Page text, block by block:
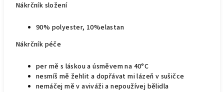
Nákrčník složení
90% polyester, 10%elastan
Nákrčník péče
per mě s láskou a úsměvem na 40°C
nesmíš mě žehlit a dopřávat mi lázeň v sušičce
nemáčej mě v aviváži a nepoužívej bělidla